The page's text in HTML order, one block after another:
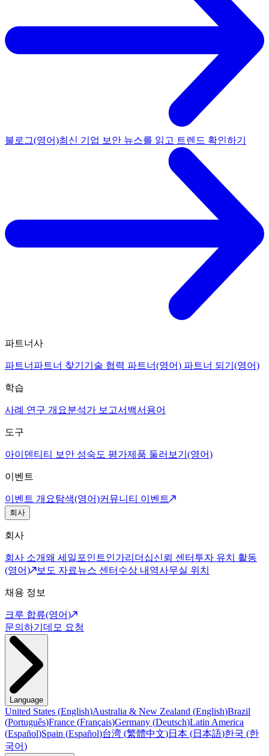
블로그(영어)최신 기업 보안 뉴스를 읽고 트렌드 확인하기
파트너사
파트너 파트너 찾기 기술 협력 파트너(영어) 파트너 되기(영어)
학습
사례 연구 개요분석가 보고서 백서 용어
도구
아이덴티티 보안 성숙도 평가제품 둘러보기(영어)
이벤트
이벤트 개요탐색(영어)커뮤니티 이벤트
회사
회사
회사 소개왜 세일포인트인가리더십신뢰 센터 투자 유치 활동
(영어)
보도 자료뉴스 센터 수상 내역사무실 위치
채용 정보
크루 합류(영어)
문의하기 데모 요청
Language
United States (English)Australia & New Zealand (English)Brazil
(Português)France (Français)Germany (Deutsch)Latin America
(Español)Spain (Español)台湾 (繁體中文)日本 (日本語)한국 (한
국어)